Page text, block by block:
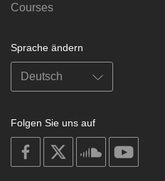
Courses
Sprache ändern
Folgen Sie uns auf
on
facebook
soundcloud